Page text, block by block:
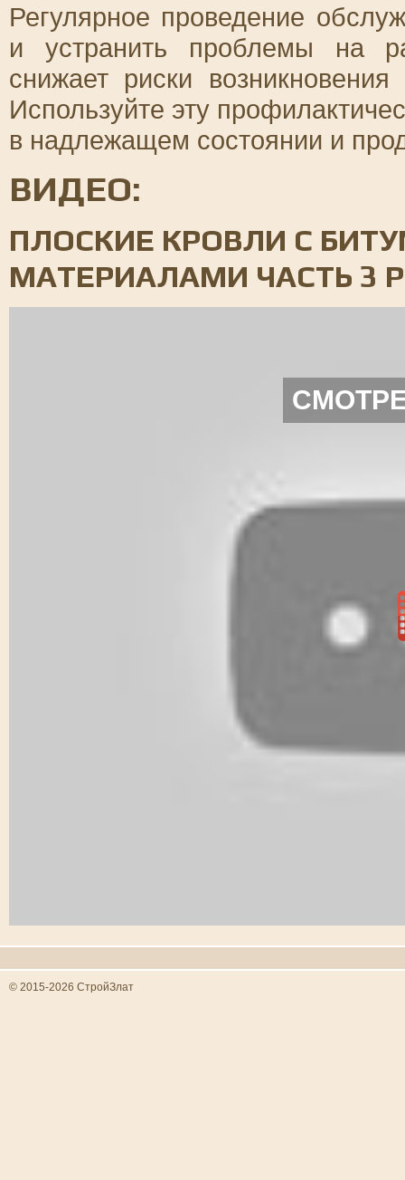
Регулярное проведение
и устранить проблемы на
снижает риски
Используйте эту
в надлежащем состоянии и
ВИДЕО:
ПЛОСКИЕ КРОВЛИ С
МАТЕРИАЛАМИ ЧАСТЬ 3
© 2015-2026 СтройЗлат